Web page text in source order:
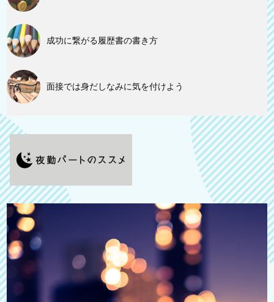
成功に繋がる履歴書の書き方
面接では身だしなみに気を付けよう